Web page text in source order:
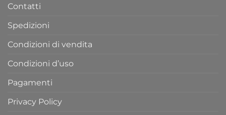
Contatti
Spedizioni
Condizioni di vendita
Condizioni d’uso
Pagamenti
Privacy Policy